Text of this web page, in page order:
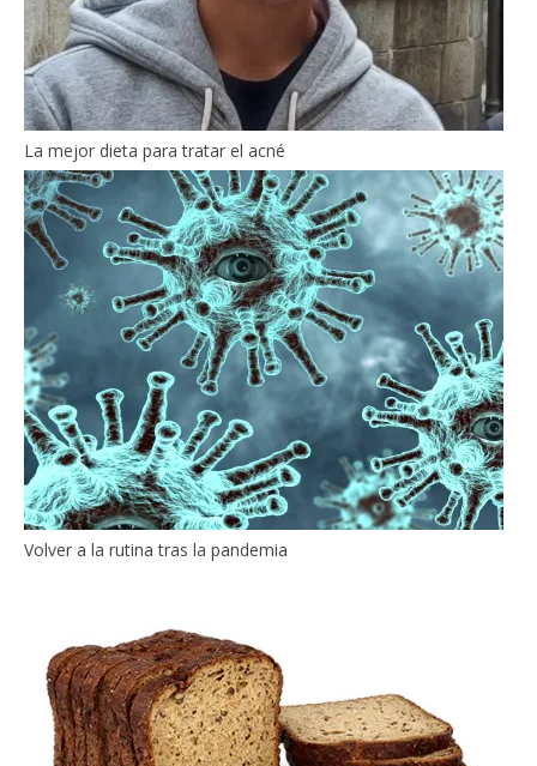
La mejor dieta para tratar el acné
Volver a la rutina tras la pandemia